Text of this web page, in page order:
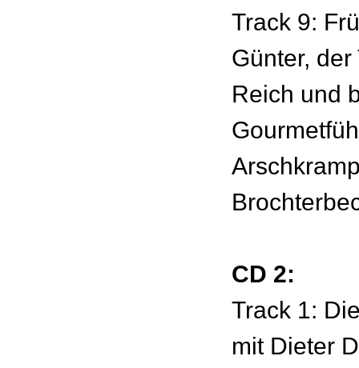
Track 9:
Günter,
Reich und
CD 2:
Track 1:
mit Dieter